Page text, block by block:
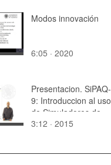
Modos innovación
6:05 · 2020
Presentacion. SiPAQ-
9: Introduccion al uso
de Simuladores de
Procesos Industriales
3:12 · 2015